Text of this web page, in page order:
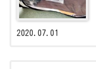
2020.07.01